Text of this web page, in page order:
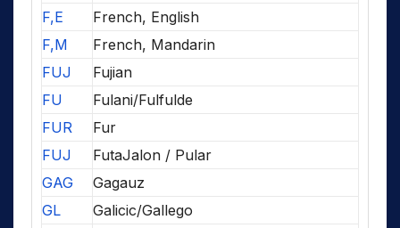
F,E
French, English
F,M
French, Mandarin
FUJ
Fujian
FU
Fulani/Fulfulde
FUR
Fur
FUJ
FutaJalon / Pular
GAG
Gagauz
GL
Galicic/Gallego